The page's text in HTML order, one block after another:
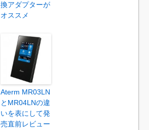
換アダプターが
オススメ
Aterm MR03LN
とMR04LNの違
いを表にして発
売直前レビュー